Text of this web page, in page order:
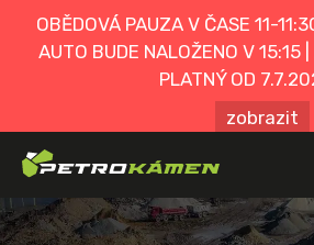
OBĚDOVÁ PAUZA V ČASE 11-
AUTO BUDE NALOŽENO V 15:15
PLATNÝ OD
zobrazit